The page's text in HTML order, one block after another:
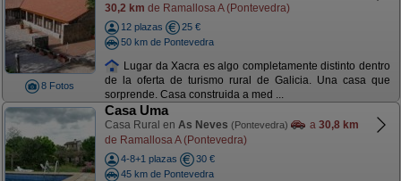
8 Fotos
30,2 km de Ramallosa A (Pontevedra)
12 plazas
25 €
50 km de Pontevedra
Lugar da Xacra es algo completamente distinto dentro
de la oferta de turismo rural de Galicia. Una casa que
sorprende. Casa construida a med ...
Casa Uma
Casa Rural en As Neves (Pontevedra) a 30,8 km
de Ramallosa A (Pontevedra)
4-8+1 plazas
30 €
45 km de Pontevedra